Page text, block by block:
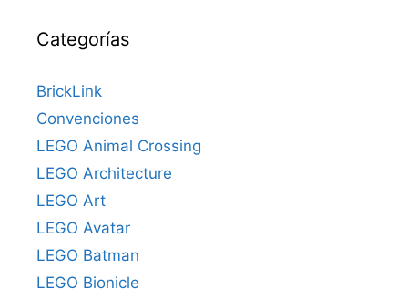
Categorías
BrickLink
Convenciones
LEGO Animal Crossing
LEGO Architecture
LEGO Art
LEGO Avatar
LEGO Batman
LEGO Bionicle